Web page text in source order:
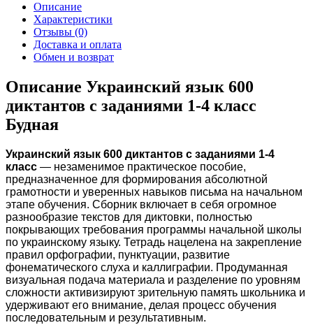
Описание
Характеристики
Отзывы (0)
Доставка и оплата
Обмен и возврат
Описание Украинский язык 600
диктантов с заданиями 1-4 класс
Будная
Украинский язык 600 диктантов с заданиями 1-4
класс — незаменимое практическое пособие,
предназначенное для формирования абсолютной
грамотности и уверенных навыков письма на начальном
этапе обучения. Сборник включает в себя огромное
разнообразие текстов для диктовки, полностью
покрывающих требования программы начальной школы
по украинскому языку. Тетрадь нацелена на закрепление
правил орфографии, пунктуации, развитие
фонематического слуха и каллиграфии. Продуманная
визуальная подача материала и разделение по уровням
сложности активизируют зрительную память школьника и
удерживают его внимание, делая процесс обучения
последовательным и результативным.